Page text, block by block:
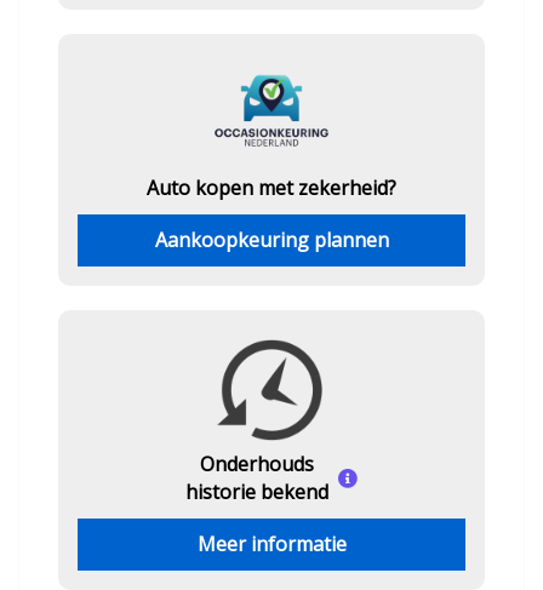
Auto kopen met zekerheid?
Aankoopkeuring plannen
Onderhouds
historie bekend
Meer informatie